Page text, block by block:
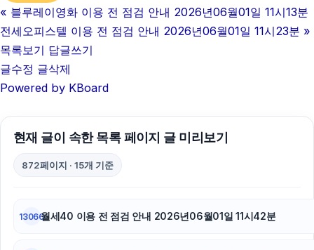
« 블루레이영화 이용 전 점검 안내 2026년06월01일 11시13분
전세오피스텔 이용 전 점검 안내 2026년06월01일 11시23분 »
목록보기 답글쓰기
글수정 글삭제
Powered by KBoard
현재 글이 속한 목록 페이지 글 미리보기
872페이지 · 15개 기준
13066월세40 이용 전 점검 안내 2026년06월01일 11시42분